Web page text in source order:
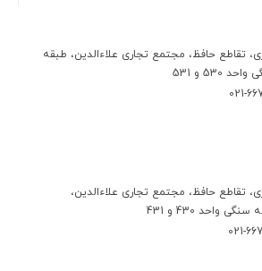
تقاطع حافظ، مجتمع تجاری علاءالدین، طبقه
و 531
تقاطع حافظ، مجتمع تجاری علاءالدین،
واحد 430 و 431